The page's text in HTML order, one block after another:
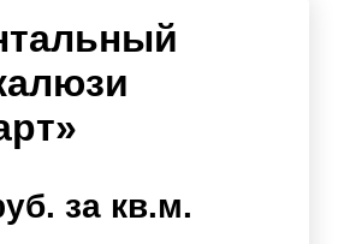
за кв.м.